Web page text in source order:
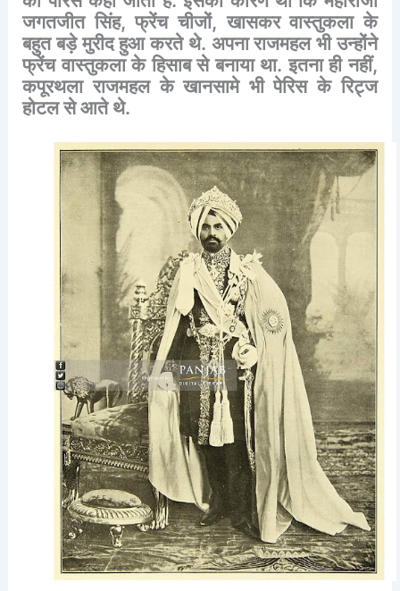
जगतजीत सिंह,फ्रेंच चीजों,खासकर वास्तुकला के
बहुत बड़े मुरीद हुआ करते थे. अपना राजमहल भी उन्होंने
फ्रेंच वास्तुकला के हिसाब से बनाया था.इतना ही नहीं,
कपूरथला राजमहल के खानसामे भी पेरिस के रिट्ज
होटलसेआते थे.